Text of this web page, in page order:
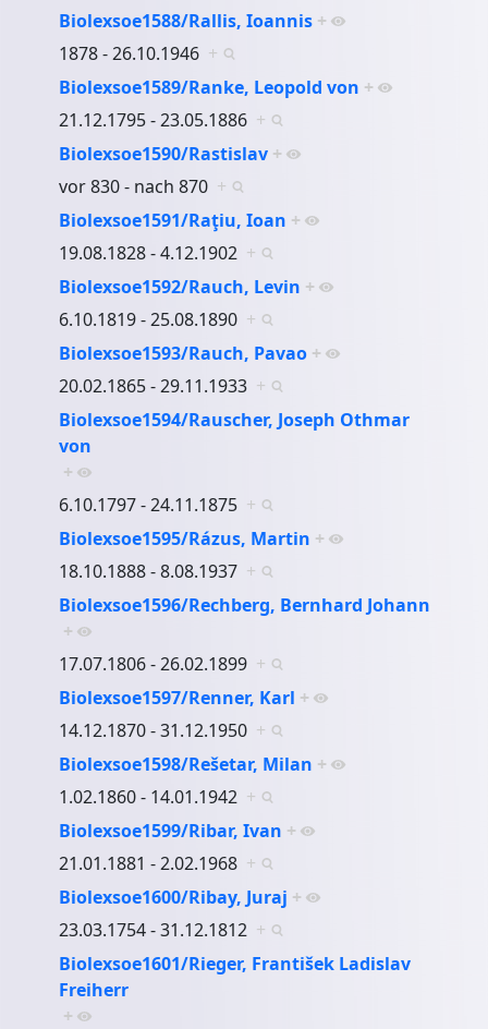
Biolexsoe1588/Rallis, Ioannis +
1878 - 26.10.1946 +
Biolexsoe1589/Ranke, Leopold von +
21.12.1795 - 23.05.1886 +
Biolexsoe1590/Rastislav +
vor 830 - nach 870 +
Biolexsoe1591/Raţiu, Ioan +
19.08.1828 - 4.12.1902 +
Biolexsoe1592/Rauch, Levin +
6.10.1819 - 25.08.1890 +
Biolexsoe1593/Rauch, Pavao +
20.02.1865 - 29.11.1933 +
Biolexsoe1594/Rauscher, Joseph Othmar
von
+
6.10.1797 - 24.11.1875 +
Biolexsoe1595/Rázus, Martin +
18.10.1888 - 8.08.1937 +
Biolexsoe1596/Rechberg, Bernhard Johann
+
17.07.1806 - 26.02.1899 +
Biolexsoe1597/Renner, Karl +
14.12.1870 - 31.12.1950 +
Biolexsoe1598/Rešetar, Milan +
1.02.1860 - 14.01.1942 +
Biolexsoe1599/Ribar, Ivan +
21.01.1881 - 2.02.1968 +
Biolexsoe1600/Ribay, Juraj +
23.03.1754 - 31.12.1812 +
Biolexsoe1601/Rieger, František Ladislav
Freiherr
+